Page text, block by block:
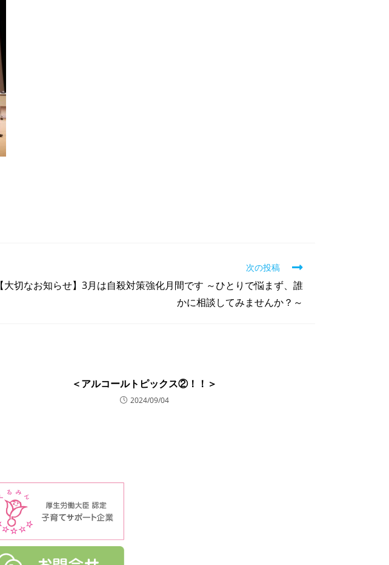
次の投稿
【大切なお知らせ】3月は自殺対策強化月間です ～ひとりで悩まず、誰
かに相談してみませんか？～
＜アルコールトピックス②！！＞
2024/09/04